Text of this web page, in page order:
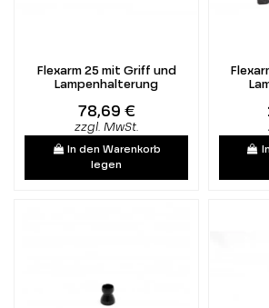
Flexarm 25 mit Griff und
Lampenhalterung
78,69 €
zzgl. MwSt.
In den Warenkorb
legen